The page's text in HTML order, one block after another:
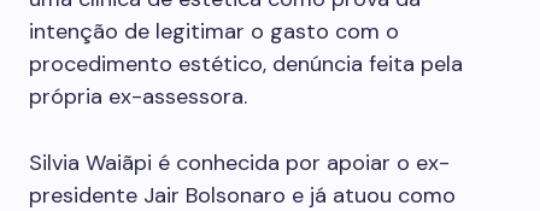
intenção de legitimar o gasto com o
procedimento estético, denúncia feita pela
própria ex-assessora.
Silvia Waiãpi é conhecida por apoiar o ex-
presidente Jair Bolsonaro e já atuou como